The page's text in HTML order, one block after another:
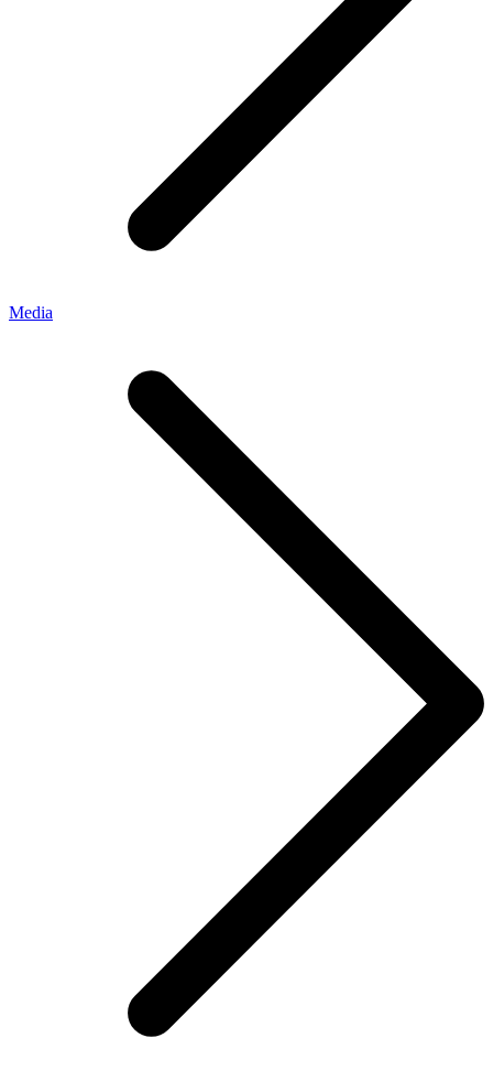
Media